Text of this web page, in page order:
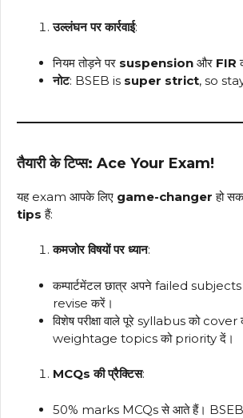
उल्लंघन पर कार्रवाई:
नियम तोड़ने पर suspension और FIR
नोट: BSEB is super strict, so
तैयारी के टिप्स: Ace Your Exam!
यह exam आपके लिए game-changer हो
tips हैं:
कमजोर विषयों पर ध्यान:
कम्पार्टमेंटल छात्र अपने failed
revise करें।
विशेष परीक्षा वाले पूरे syllabus को
weightage topics को priority दें।
MCQs की प्रैक्टिस:
50% marks MCQs से आते हैं।